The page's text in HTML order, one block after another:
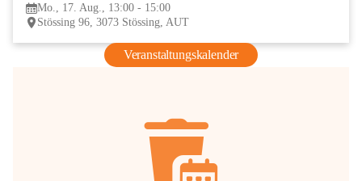
Mo., 17. Aug., 13:00 - 15:00
Stössing 96, 3073 Stössing, AUT
Veranstaltungskalender